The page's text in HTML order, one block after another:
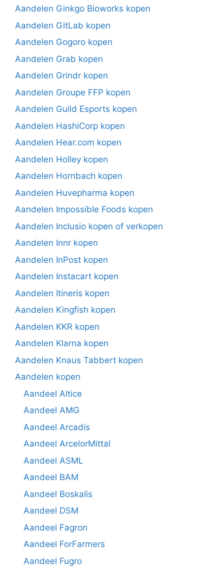
Aandelen Ginkgo Bioworks kopen
Aandelen GitLab kopen
Aandelen Gogoro kopen
Aandelen Grab kopen
Aandelen Grindr kopen
Aandelen Groupe FFP kopen
Aandelen Guild Esports kopen
Aandelen HashiCorp kopen
Aandelen Hear.com kopen
Aandelen Holley kopen
Aandelen Hornbach kopen
Aandelen Huvepharma kopen
Aandelen Impossible Foods kopen
Aandelen Inclusio kopen of verkopen
Aandelen Innr kopen
Aandelen InPost kopen
Aandelen Instacart kopen
Aandelen Itineris kopen
Aandelen Kingfish kopen
Aandelen KKR kopen
Aandelen Klarna kopen
Aandelen Knaus Tabbert kopen
Aandelen kopen
Aandeel Altice
Aandeel AMG
Aandeel Arcadis
Aandeel ArcelorMittal
Aandeel ASML
Aandeel BAM
Aandeel Boskalis
Aandeel DSM
Aandeel Fagron
Aandeel ForFarmers
Aandeel Fugro